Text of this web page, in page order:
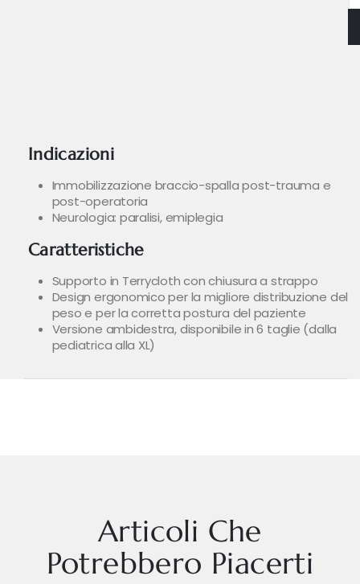
Indicazioni
Immobilizzazione braccio-spalla post-trauma e
post-operatoria
Neurologia: paralisi, emiplegia
Caratteristiche
Supporto in Terrycloth con chiusura a strappo
Design ergonomico per la migliore distribuzione del
peso e per la corretta postura del paziente
Versione ambidestra, disponibile in 6 taglie (dalla
pediatrica alla XL)
Articoli Che
Potrebbero Piacerti